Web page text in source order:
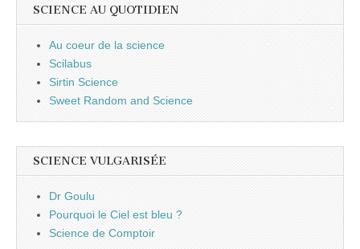
SCIENCE AU QUOTIDIEN
Au coeur de la science
Scilabus
Sirtin Science
Sweet Random and Science
SCIENCE VULGARISÉE
Dr Goulu
Pourquoi le Ciel est bleu ?
Science de Comptoir